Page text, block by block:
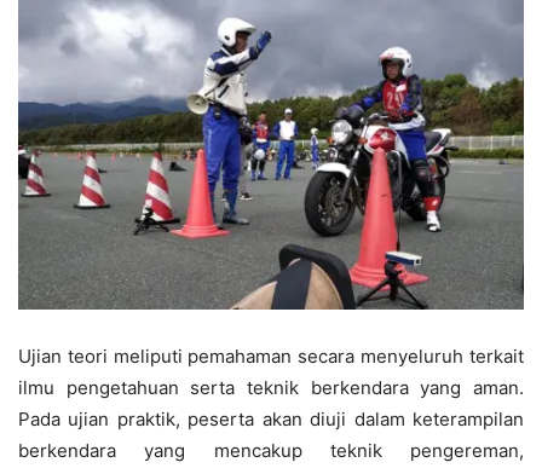
Ujian teori meliputi pemahaman secara menyeluruh terkait
ilmu pengetahuan serta teknik berkendara yang aman.
Pada ujian praktik, peserta akan diuji dalam keterampilan
berkendara yang mencakup teknik pengereman,